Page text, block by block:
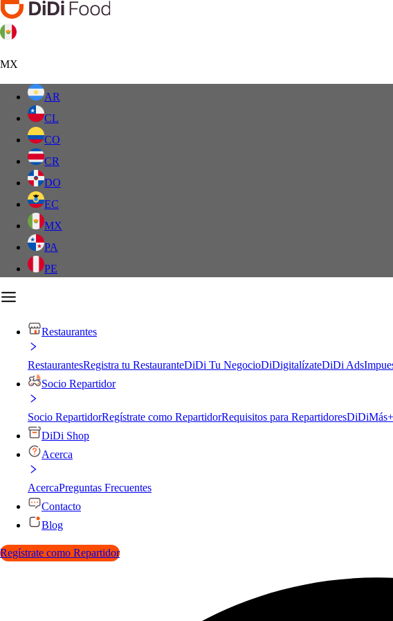
MX
AR
CL
CO
CR
DO
EC
MX
PA
PE
Restaurantes
RestaurantesRegistra tu RestauranteDiDi Tu NegocioDiDigitalízateDiDi Ads
Socio Repartidor
Socio RepartidorRegístrate como RepartidorRequisitos para RepartidoresDiDiMás+
DiDi Shop
Acerca
AcercaPreguntas Frecuentes
Contacto
Blog
Regístrate como Repartidor